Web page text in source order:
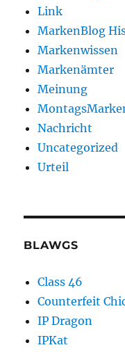
Link
MarkenBlog
Markenwissen
Markenämter
Meinung
Nachricht
Uncategorized
Urteil
BLAWGS
Class 46
Counterfeit
IP Dragon
IPKat